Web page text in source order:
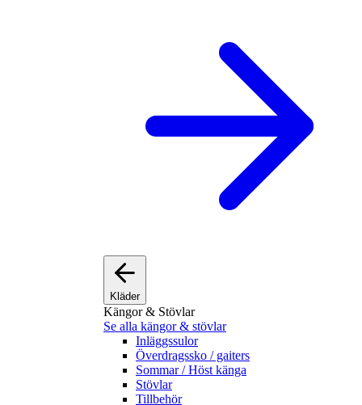
Kläder
Kängor & Stövlar
Se alla kängor & stövlar
Inläggssulor
Överdragssko / gaiters
Sommar / Höst känga
Stövlar
Tillbehör